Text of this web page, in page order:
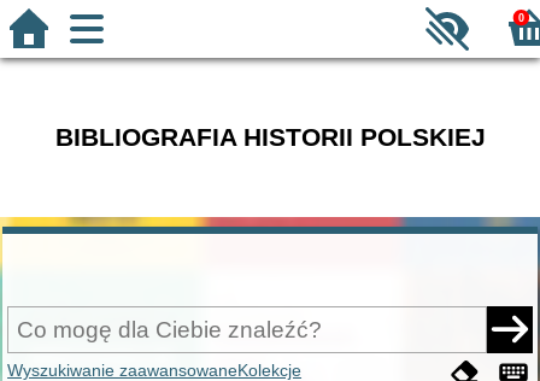
0
BIBLIOGRAFIA HISTORII POLSKIEJ
Wyszukiwanie zaawansowaneKolekcje